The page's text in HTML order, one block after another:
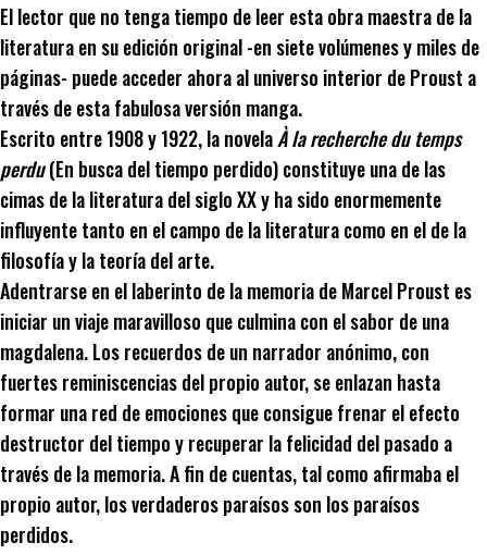
El lector que no tenga tiempo de leer esta obra maestra de la
literatura en su edición original -en siete volúmenes y miles de
páginas- puede acceder ahora al universo interior de Proust a
través de esta fabulosa versión manga.
Escrito entre 1908 y 1922, la novelaÀ la recherche du temps
perdu(En busca del tiempo perdido) constituye una de las
cimas de la literatura del siglo XX y ha sido enormemente
influyente tanto en el campo de la literatura como en el de la
filosofía y la teoría del arte.
Adentrarse en el laberinto de la memoria de Marcel Proust es
iniciar un viaje maravilloso que culmina con el sabor de una
magdalena. Los recuerdos de un narrador anónimo, con
fuertes reminiscencias del propio autor, se enlazan hasta
formar una red de emociones que consigue frenar el efecto
destructor del tiempo y recuperar la felicidad del pasado a
través de la memoria. A fin de cuentas, tal como afirmaba el
propio autor, los verdaderos paraísos son los paraísos
perdidos.